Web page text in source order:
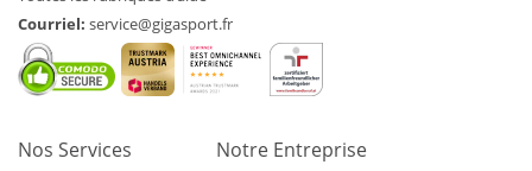
Courriel: service@gigasport.fr
Nos Services Notre Entreprise